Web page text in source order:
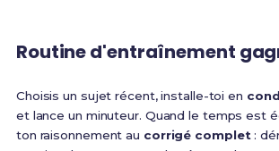
Routine d'entraînement
Choisis un sujet récent, installe-toi en
et lance un minuteur. Quand le temps est
ton raisonnement au corrigé complet :